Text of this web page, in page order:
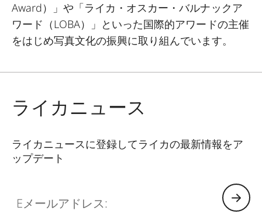
Award）」や「ライカ・オスカー・バルナックア
ワード（LOBA）」といった国際的アワードの主催
をはじめ写真文化の振興に取り組んでいます。
ライカニュース
ライカニュースに登録してライカの最新情報をア
ップデート